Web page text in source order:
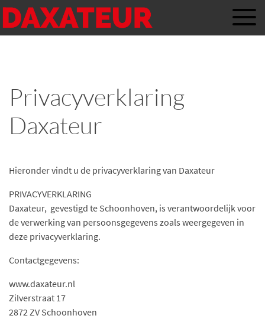
Privacyverklaring
Daxateur
Hieronder vindt u de privacyverklaring van Daxateur
PRIVACYVERKLARING
Daxateur, gevestigd te Schoonhoven, is verantwoordelijk voor
de verwerking van persoonsgegevens zoals weergegeven in
deze privacyverklaring.
Contactgegevens:
www.daxateur.nl
Zilverstraat 17
2872 ZV Schoonhoven